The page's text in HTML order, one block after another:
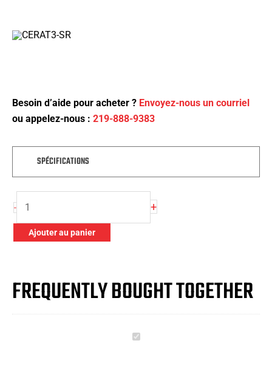
Besoin d’aide pour acheter ? Envoyez-nous un courriel
ou appelez-nous : 219-888-9383
SPÉCIFICATIONS
-
de
Drops
+
Ajouter au panier
FREQUENTLY BOUGHT TOGETHER
24'